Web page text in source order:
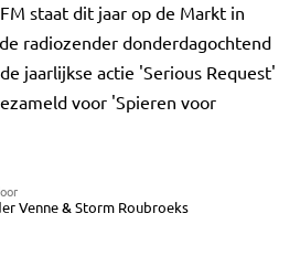
staat dit jaar op de Markt in
radiozender donderdagochtend
jaarlijkse actie 'Serious Request'
voor 'Spieren voor
Venne&Storm Roubroeks